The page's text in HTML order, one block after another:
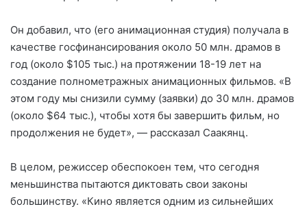
Он добавил, что (его анимационная студия) получала в
качестве госфинансирования около 50 млн. драмов в
год (около $105 тыс.) на протяжении 18-19 лет на
создание полнометражных анимационных фильмов. «В
этом году мы снизили сумму (заявки) до 30 млн. драмов
(около $64 тыс.), чтобы хотя бы завершить фильм, но
продолжения не будет», — рассказал Саакянц.
В целом, режиссер обеспокоен тем, что сегодня
меньшинства пытаются диктовать свои законы
большинству. «Кино является одним из сильнейших